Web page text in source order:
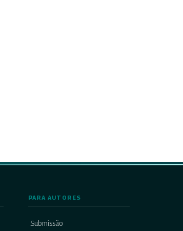
PARA AUTORES
Submissão